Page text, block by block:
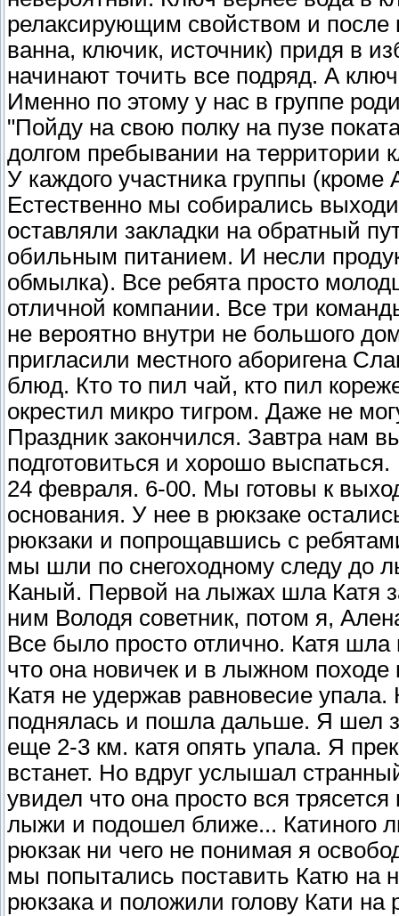
релаксирующим свойством и после
ванна, ключик, источник) придя в
начинают точить все подряд. А
Именно по этому у нас в группе
"Пойду на свою полку на пузе
долгом пребывании на территории
У каждого участника группы (кроме
Естественно мы собирались
оставляли закладки на обратный
обильным питанием. И несли
обмылка). Все ребята просто
отличной компании. Все три
не вероятно внутри не большого
пригласили местного аборигена
блюд. Кто то пил чай, кто пил
окрестил микро тигром. Даже не
Праздник закончился. Завтра нам
подготовиться и хорошо выспаться.
24 февраля. 6-00. Мы готовы к выходу. Катин рюкзак ребята разгрузили до основания. У нее в рюкзаке остались фотоаппарат и пуховик. Мы одели рюкзаки и попрощавшись с ребятами вышли на снегоходный след. минут 20-30 мы шли по снегоходному следу до лыжни которая уходила влево, в сторону р. Каный. Первой на лыжах шла Катя за ней шел ее лыжный наставник Кузбас, за ним Володя советник, потом я, Алена и замыкающим опять оказался Обмылок. Все было просто отлично. Катя шла просто великолепно. Ни чем не показывала что она новичек и в лыжном походе первый раз. Мы прошли около трех км. Катя не удержав равновесие упала. Кузбас и Советник ее обогнали Катя быстро поднялась и пошла дальше. Я шел за ней на расстоянии метров 5-6. Пройдя еще 2-3 км. катя опять упала. Я прекратил движение и стал ждать пока Катя встанет. Но вдруг услышал странный звук похожий на хрип. Посмотрев на Катю увидел что она просто вся трясется в судорогах. Ни чего не понимая я сбросил лыжи и подошел ближе... Катиного лица я не видел его закрывал навалившийся рюкзак ни чего не понимая я освободил ее ноги от лыж. Тут подскочила Алена мы попытались поставить Катю на ноги но не смогли. Сняли с ее плеч лямки рюкзака и положили голову Кати на рюкзак. Крикнул впереди идущим ребятам чтобы они быстро возвращались к нам. При первом взгляде на Катю в голове сразу мелькнула мысль эпилептический приступ. Хотя в жизни я не разу не сталкивался с подобным видел только по телевизору. Вернулся Володя советник. Поставили Катю на ноги, постоянно обтирали лицо снегом. По первому впечатлению кризис как будто миновал катя стояла на ногах. На вопрос ты кто? как тебя зовут отвечала Катя. Как зовут его указывая на Володю она отвечала не знаю. На вопрос где мы? ответ тот же ... не знаю. Тут нас догнал обмылок. Он еще не в курсе что произошло. Так же не в курсе остался и Кузбас он не услышал команды вернуться и пошел дальше. Мы поставили Катю на лыжи и приняли решение вернуться обратно на ключ. Рюкзак Кати оставили там где она упала с приступом. А Обмылку дали поручение бросить свой рюкзак и на легке догнать и вернуть Кузбаса на ключ. На половине пути к ключу у кати произошло просветление вернулось полное зрение и память единственное она сама не понимала что с ней произошло. И смотрела на всех с непонимающими глазами. По ее описанию сначала накатила волна дикого страха потом мгновенно отнимается правая нога и дальше она ни чего не помнит. Через час-полтора мы вернулись на ключ. Естественно наш домик ужу заняли. Бийчане сразу пригласили нас к себе и положили Катю на нижнюю полку. Саша укрыл Катю своим спальником. Она отдыхала. Мы собрали всех опытных туристов на совет. Местный абориген Слава сказал что вертолет (плановый) будет только 5-6 марта. А вот снегоходы могут прийти в любой момент. В доме где отдыхала Катя была тишина все погрузились в свои мысли. Все думали от том, как помочь и как быстро вывести Катю с ключа. Тишину нарушила сама Катя. С громкой и настойчивой просьбой освободить ноги. И через мгновение ее уже затрясло в параличе. Все вовремя среагировали но было поздно Катины челюсти сомкнулись и она стала хрипеть и судорожно трястись в лихорадке. Оставалось одно металлической ложкой ей разжали челюсти и вставили в зубы деревянную палку. Уж и не знаю сколько времени длился этот приступ но не меньше 20 минут. Но эти 20 минут показались вечностью. Кто то с улицы таскал в чашке чистый снег (обтирали лицо), кто-то держал ноги, кто то руки, а кто то удерживал деревянную палку во рту Катерины. Вообщем проблем хватило всем. Временный интервал между приступами составил примерно часа два. И опять все началось с правой ноги. По всем признакам это были именно эпилептические приступы. Но почему и при чем правая нога... И по чему приступы происходят так часто? Все думали только об одном...как и чем помочь Кате. Каждый беседовал с ней пытаясь выяснить какие нибудь подробности. Говорила Катя очень тихо и слабо различимо. Пока мы пытались разжать ей челюсти ложкой она искусала себе губы и прокусила язык. На мой вопрос может ли она как то предсказать приступ она ответила что может но буквально на секунду когда немеет правая нога. Мы выстрогали еще одну палку и дали ее Кате. Объяснили что как только она почувствует онемение ноги сразу вставляла в зубы палку. Просто если она этого не сделает то может еще больше покусать язык и пока мы разжимает челюсти вообще задохнуться запавшим в горло языком. Катя охотно согласилась и не выпускала палку из рук. В это время мы дежурили рядом с Катей, Саша и Василий оделись и пошли за катиным рюкзаком. Часы показывали примерно 15-00 а Володи обмылка еще так и не было ведь он тоже бросил свой рюкзак и побежал догонять Кузбаса. Время шло ... Через некоторое время наконец то пришел Обмылок с Катиным